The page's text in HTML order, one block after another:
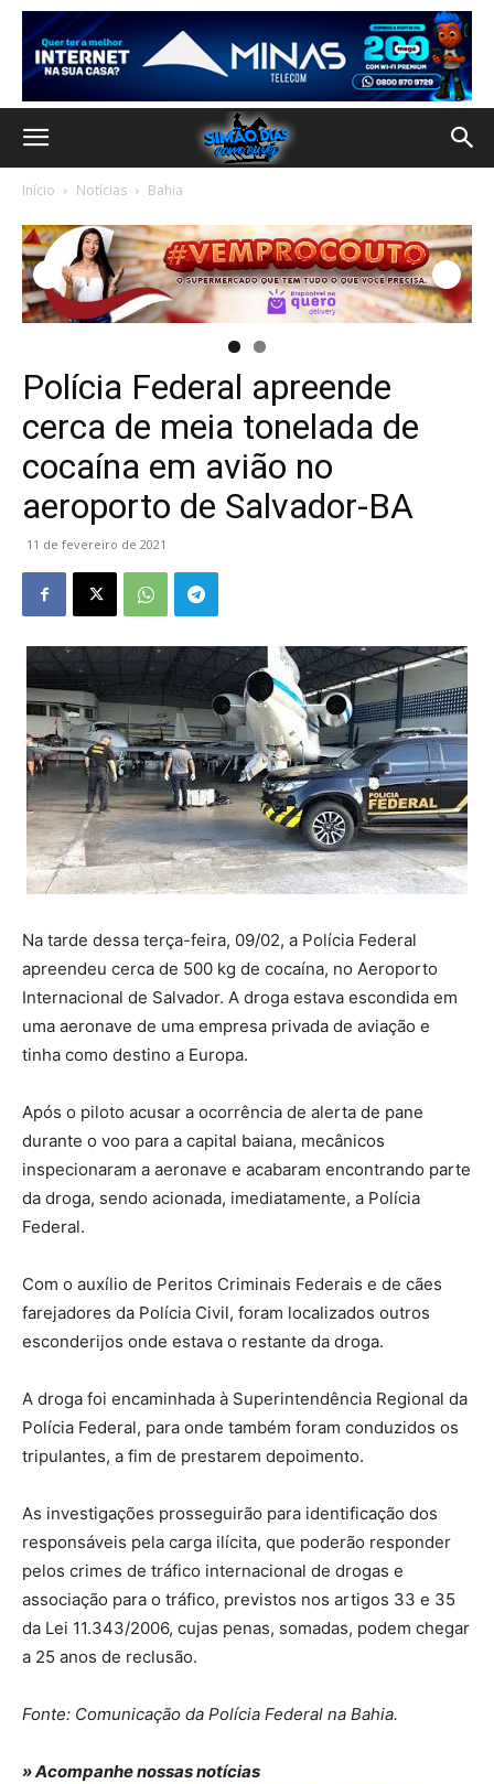
Início Notícias Bahia
Polícia Federal apreende
cerca de meia tonelada de
cocaína em avião no
aeroporto de Salvador-BA
11 de fevereiro de 2021
Na tarde dessa terça-feira, 09/02, a Polícia Federal
apreendeu cerca de 500 kg de cocaína, no Aeroporto
Internacional de Salvador. A droga estava escondida em
uma aeronave de uma empresa privada de aviação e
tinha como destino a Europa.
Após o piloto acusar a ocorrência de alerta de pane
durante o voo para a capital baiana, mecânicos
inspecionaram a aeronave e acabaram encontrando parte
da droga, sendo acionada, imediatamente, a Polícia
Federal.
Com o auxílio de Peritos Criminais Federais e de cães
farejadores da Polícia Civil, foram localizados outros
esconderijos onde estava o restante da droga.
A droga foi encaminhada à Superintendência Regional da
Polícia Federal, para onde também foram conduzidos os
tripulantes, a fim de prestarem depoimento.
As investigações prosseguirão para identificação dos
responsáveis pela carga ilícita, que poderão responder
pelos crimes de tráfico internacional de drogas e
associação para o tráfico, previstos nos artigos 33 e 35
da Lei 11.343/2006, cujas penas, somadas, podem chegar
a 25 anos de reclusão.
Fonte: Comunicação da Polícia Federal na Bahia.
» Acompanhe nossas notícias